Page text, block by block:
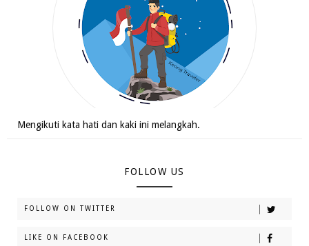
Mengikuti kata hati dan kaki ini melangkah.
FOLLOW US
FOLLOW ON TWITTER
LIKE ON FACEBOOK